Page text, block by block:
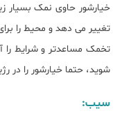
خیارشور حاوی نمک بسیار
تخمک مساعدتر و شرایط را
شوید، حتما خیارشور را در
سیب: